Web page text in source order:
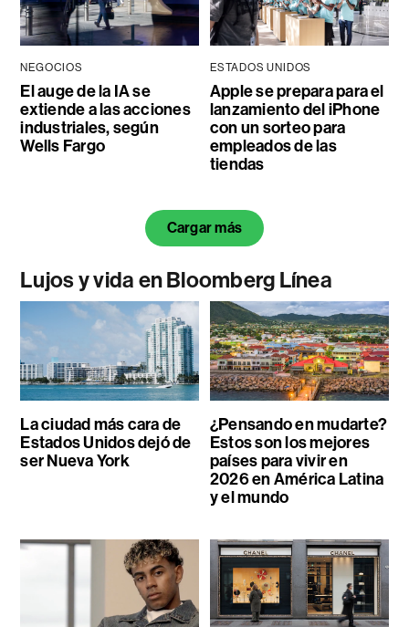
NEGOCIOS
El auge de la IA se
extiende a las acciones
industriales, según
Wells Fargo
ESTADOS UNIDOS
Apple se prepara para el
lanzamiento del iPhone
con un sorteo para
empleados de las
tiendas
Cargar más
Lujos y vida en Bloomberg Línea
La ciudad más cara de
Estados Unidos dejó de
ser Nueva York
¿Pensando en mudarte?
Estos son los mejores
países para vivir en
2026 en América Latina
y el mundo